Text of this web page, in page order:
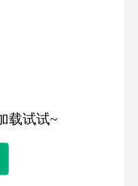
载试试~